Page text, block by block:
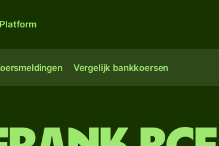
Platform
Vergelijk bankkoersen